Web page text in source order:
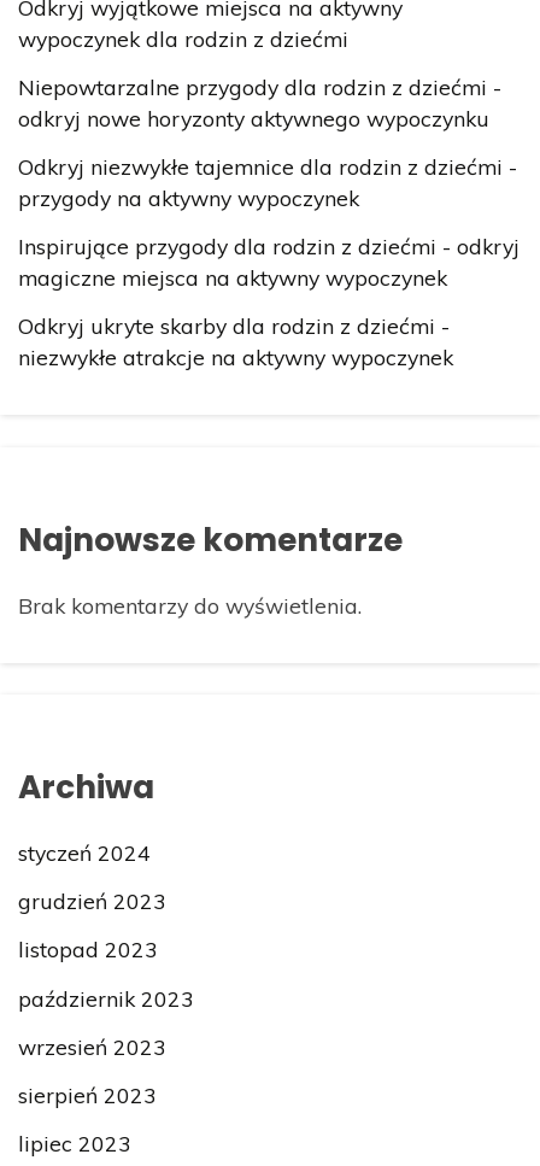
Odkryj wyjątkowe miejsca na aktywny
wypoczynek dla rodzin z dziećmi
Niepowtarzalne przygody dla rodzin z dziećmi -
odkryj nowe horyzonty aktywnego wypoczynku
Odkryj niezwykłe tajemnice dla rodzin z dziećmi -
przygody na aktywny wypoczynek
Inspirujące przygody dla rodzin z dziećmi - odkryj
magiczne miejsca na aktywny wypoczynek
Odkryj ukryte skarby dla rodzin z dziećmi -
niezwykłe atrakcje na aktywny wypoczynek
Najnowsze komentarze
Brak komentarzy do wyświetlenia.
Archiwa
styczeń 2024
grudzień 2023
listopad 2023
październik 2023
wrzesień 2023
sierpień 2023
lipiec 2023